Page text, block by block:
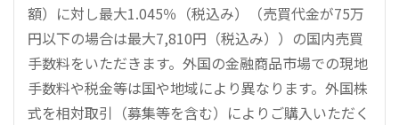
額）に対し最大1.045％（税込み）（売買代金が75万
円以下の場合は最大7,810円（税込み））の国内売買
手数料をいただきます。外国の金融商品市場での現地
手数料や税金等は国や地域により異なります。外国株
式を相対取引（募集等を含む）によりご購入いただく